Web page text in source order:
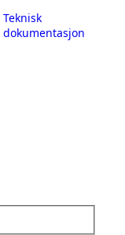
Teknisk
dokumentasjon